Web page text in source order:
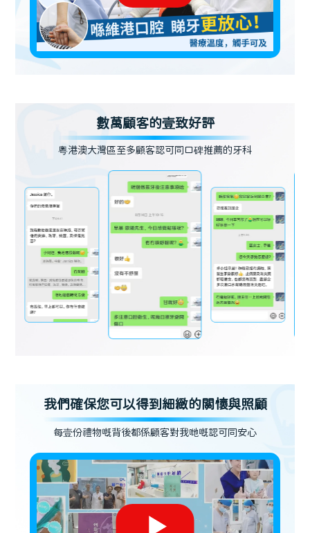
數萬顧客的壹致好評
粵港澳大灣區至多顧客認可同口碑推薦的牙科
我們確保您可以得到細緻的關懷與照顧
每壹份禮物嘅背後都係顧客對我哋嘅認可同安心